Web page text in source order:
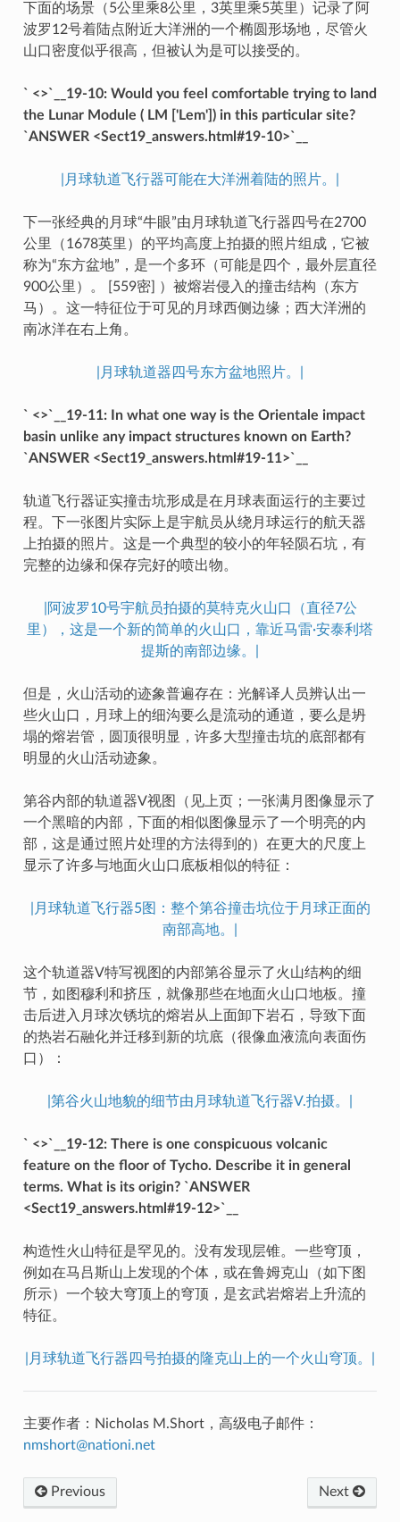
下面的场景（5公里乘8公里，3英里乘5英里）记录了阿
波罗12号着陆点附近大洋洲的一个椭圆形场地，尽管火
山口密度似乎很高，但被认为是可以接受的。
` <>`__19-10: Would you feel comfortable trying to land
the Lunar Module ( LM ['Lem']) in this particular site?
`ANSWER <Sect19_answers.html#19-10>`__
|月球轨道飞行器可能在大洋洲着陆的照片。|
下一张经典的月球“牛眼”由月球轨道飞行器四号在2700
公里（1678英里）的平均高度上拍摄的照片组成，它被
称为“东方盆地”，是一个多环（可能是四个，最外层直径
900公里）。 [559密] ）被熔岩侵入的撞击结构（东方
马）。这一特征位于可见的月球西侧边缘；西大洋洲的
南冰洋在右上角。
|月球轨道器四号东方盆地照片。|
` <>`__19-11: In what one way is the Orientale impact
basin unlike any impact structures known on Earth?
`ANSWER <Sect19_answers.html#19-11>`__
轨道飞行器证实撞击坑形成是在月球表面运行的主要过
程。下一张图片实际上是宇航员从绕月球运行的航天器
上拍摄的照片。这是一个典型的较小的年轻陨石坑，有
完整的边缘和保存完好的喷出物。
|阿波罗10号宇航员拍摄的莫特克火山口（直径7公
里），这是一个新的简单的火山口，靠近马雷·安泰利塔
提斯的南部边缘。|
但是，火山活动的迹象普遍存在：光解译人员辨认出一
些火山口，月球上的细沟要么是流动的通道，要么是坍
塌的熔岩管，圆顶很明显，许多大型撞击坑的底部都有
明显的火山活动迹象。
第谷内部的轨道器V视图（见上页；一张满月图像显示了
一个黑暗的内部，下面的相似图像显示了一个明亮的内
部，这是通过照片处理的方法得到的）在更大的尺度上
显示了许多与地面火山口底板相似的特征：
|月球轨道飞行器5图：整个第谷撞击坑位于月球正面的
南部高地。|
这个轨道器V特写视图的内部第谷显示了火山结构的细
节，如图穆利和挤压，就像那些在地面火山口地板。撞
击后进入月球次锈坑的熔岩从上面卸下岩石，导致下面
的热岩石融化并迁移到新的坑底（很像血液流向表面伤
口）：
|第谷火山地貌的细节由月球轨道飞行器V.拍摄。|
` <>`__19-12: There is one conspicuous volcanic
feature on the floor of Tycho. Describe it in general
terms. What is its origin? `ANSWER
<Sect19_answers.html#19-12>`__
构造性火山特征是罕见的。没有发现层锥。一些穹顶，
例如在马吕斯山上发现的个体，或在鲁姆克山（如下图
所示）一个较大穹顶上的穹顶，是玄武岩熔岩上升流的
特征。
|月球轨道飞行器四号拍摄的隆克山上的一个火山穹顶。|
主要作者：Nicholas M.Short，高级电子邮件：
nmshort@nationi.net
Next
Previous